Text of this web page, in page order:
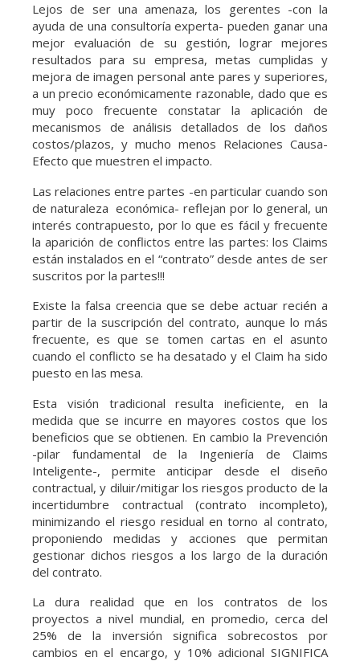
Lejos de ser una amenaza, los gerentes -con la
ayuda de una consultoría experta- pueden ganar una
mejor evaluación de su gestión, lograr mejores
resultados para su empresa, metas cumplidas y
mejora de imagen personal ante pares y superiores,
a un precio económicamente razonable, dado que es
muy poco frecuente constatar la aplicación de
mecanismos de análisis detallados de los daños
costos/plazos, y mucho menos Relaciones Causa-
Efecto que muestren el impacto.
Las relaciones entre partes -en particular cuando son
de naturaleza económica- reflejan por lo general, un
interés contrapuesto, por lo que es fácil y frecuente
la aparición de conflictos entre las partes: los Claims
están instalados en el “contrato” desde antes de ser
suscritos por la partes!!!
Existe la falsa creencia que se debe actuar recién a
partir de la suscripción del contrato, aunque lo más
frecuente, es que se tomen cartas en el asunto
cuando el conflicto se ha desatado y el Claim ha sido
puesto en las mesa.
Esta visión tradicional resulta ineficiente, en la
medida que se incurre en mayores costos que los
beneficios que se obtienen. En cambio la Prevención
-pilar fundamental de la Ingeniería de Claims
Inteligente-, permite anticipar desde el diseño
contractual, y diluir/mitigar los riesgos producto de la
incertidumbre contractual (contrato incompleto),
minimizando el riesgo residual en torno al contrato,
proponiendo medidas y acciones que permitan
gestionar dichos riesgos a los largo de la duración
del contrato.
La dura realidad que en los contratos de los
proyectos a nivel mundial, en promedio, cerca del
25% de la inversión significa sobrecostos por
cambios en el encargo, y 10% adicional SIGNIFICA